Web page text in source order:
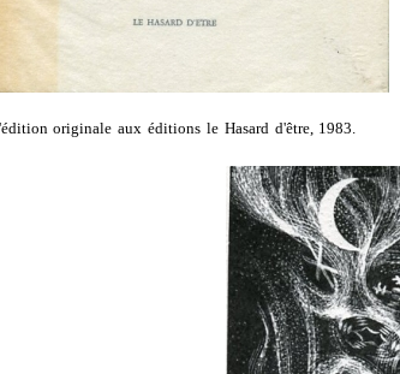
originale aux éditions le Hasard d'être, 1983.